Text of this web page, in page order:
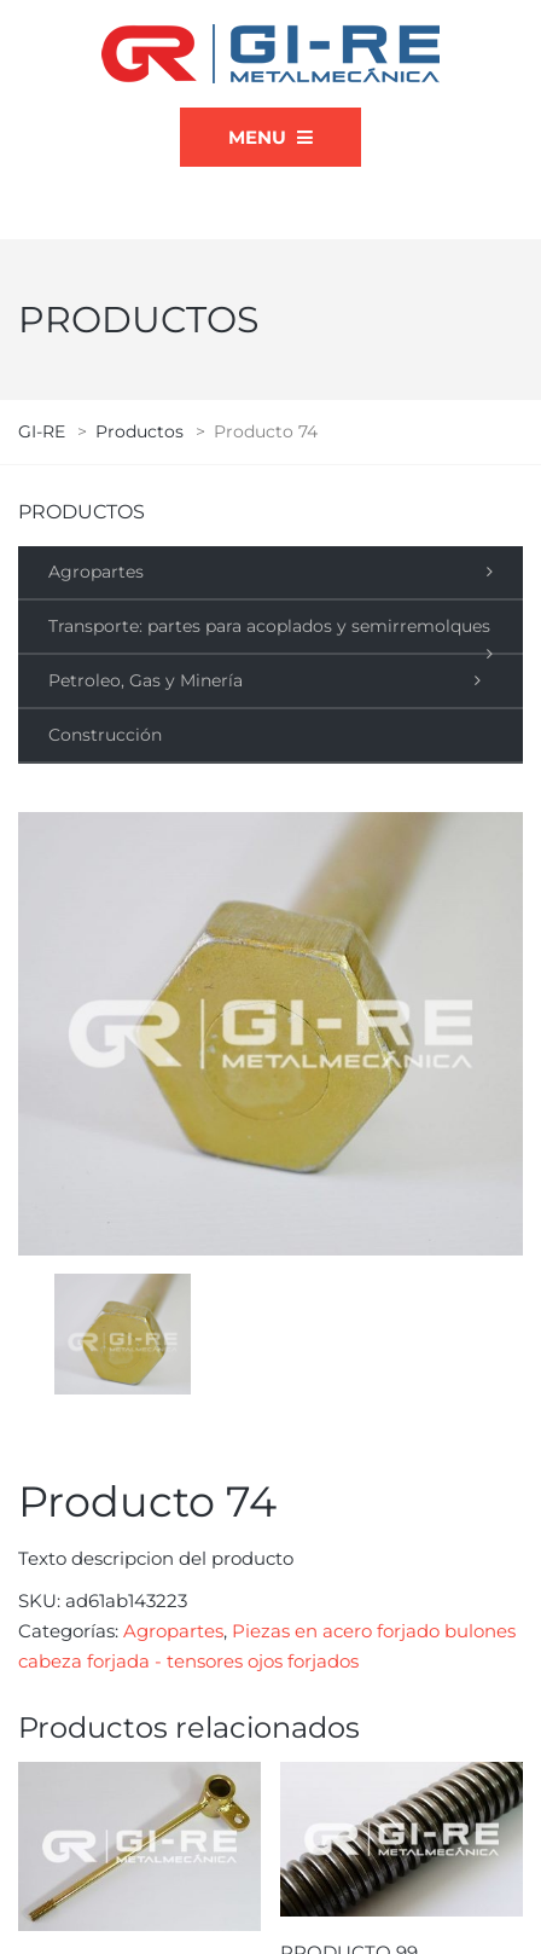
MENU
PRODUCTOS
GI-RE > Productos > Producto 74
PRODUCTOS
Agropartes
Transporte: partes para acoplados y semirremolques
Petroleo, Gas y Minería
Construcción
Producto 74
Texto descripcion del producto
SKU: ad61ab143223
Categorías: Agropartes, Piezas en acero forjado bulones
cabeza forjada - tensores ojos forjados
Productos relacionados